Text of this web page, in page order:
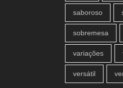
saboroso
sobremesa
variações
versátil